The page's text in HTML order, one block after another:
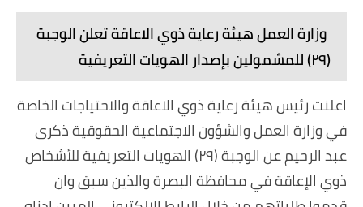
وزارة العمل هيئة رعاية ذوي الاعاقة تعلن الوجبة
(٢٩) للمشمولين بإصدار الهويات التعريفية
اعلنت رئيس هيئة رعاية ذوي الاعاقة والاحتياجات الخاصة
في وزارة العمل والشؤون الاجتماعية الحقوقية ذكرى
عبد الرحيم عن الوجبة (٢٩) الهويات التعريفية للأشخاص
ذوي الإعاقة في محافظة البصرة والذين سبق وان